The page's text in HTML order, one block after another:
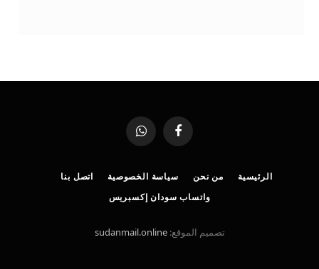
فيسبوك واتساب
الرئيسية من نحن سياسة الخصوصية
اتصل بنا
واتساب سودان إكسبريس
تصميم الموقع:sudanmail.online